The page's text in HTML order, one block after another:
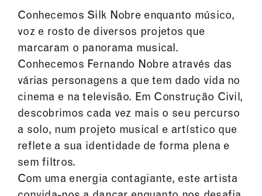
Conhecemos Silk Nobre enquanto músico,
voz e rosto de diversos projetos que
marcaram o panorama musical.
Conhecemos Fernando Nobre através das
várias personagens a que tem dado vida no
cinema e na televisão. Em Construção Civil,
descobrimos cada vez mais o seu percurso
a solo, num projeto musical e artístico que
reflete a sua identidade de forma plena e
sem filtros.
Com uma energia contagiante, este artista